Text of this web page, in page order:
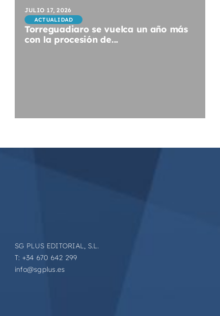
JULIO 17, 2026
ACTUALIDAD
Torreguadiaro se vuelca un año más
con la procesión de...
SG PLUS EDITORIAL, S.L.
T: +34 670 642 299
info@sgplus.es